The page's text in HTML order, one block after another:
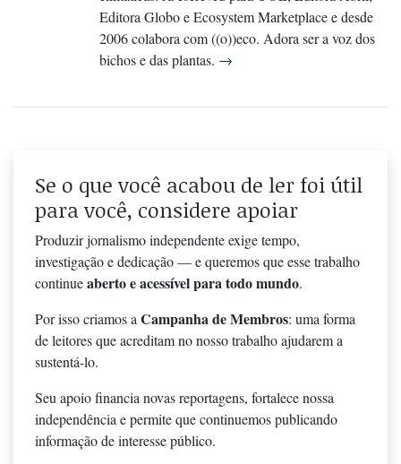
Editora Globo e Ecosystem Marketplace e desde
2006 colabora com ((o))eco. Adora ser a voz dos
bichos e das plantas. →
Se o que você acabou de ler foi útil
para você, considere apoiar
Produzir jornalismo independente exige tempo,
investigação e dedicação — e queremos que esse trabalho
continueaberto e acessível para todo mundo.
Por isso criamos a Campanha de Membros: uma forma
de leitores que acreditam no nosso trabalho ajudarem a
sustentá-lo.
Seu apoio financia novas reportagens, fortalece nossa
independência e permite que continuemos publicando
informação de interesse público.